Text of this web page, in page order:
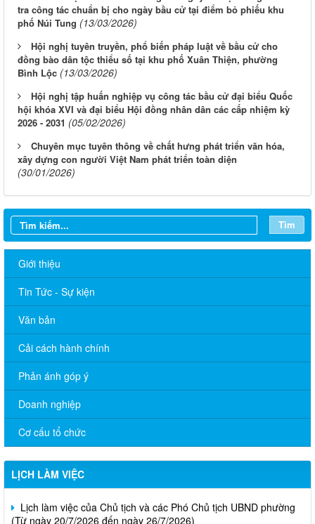
tra công tác chuẩn bị cho ngày bầu cử tại điểm bỏ phiếu khu
phố Núi Tung (13/03/2026)
Hội nghị tuyên truyền, phổ biến pháp luật về bầu cử cho
đồng bào dân tộc thiểu số tại khu phố Xuân Thiện, phường
Bình Lộc (13/03/2026)
Hội nghị tập huấn nghiệp vụ công tác bầu cử đại biểu Quốc
hội khóa XVI và đại biểu Hội đồng nhân dân các cấp nhiệm kỳ
2026 - 2031 (05/02/2026)
Chuyên mục tuyên thông về chất hưng phát triển văn hóa,
xây dựng con người Việt Nam phát triển toàn diện
(30/01/2026)
Tìm
Giới thiệu
Tin Tức - Sự kiện
Văn bản
Cải cách hành chính
Phản ánh góp ý
Doanh nghiệp
Cơ cấu tổ chức
LỊCH LÀM VIỆC
Lịch làm việc của Chủ tịch và các Phó Chủ tịch UBND phường
(Từ ngày 03/8/2026 đến ngày 07/8/2026)
Lịch làm việc của Chủ tịch và các Phó Chủ tịch UBND phường
(Từ ngày 27/7/2026 đến ngày 31/7/2026)
Lịch làm việc của Chủ tịch và các Phó Chủ tịch UBND phường
(Từ ngày 20/7/2026 đến ngày 26/7/2026)